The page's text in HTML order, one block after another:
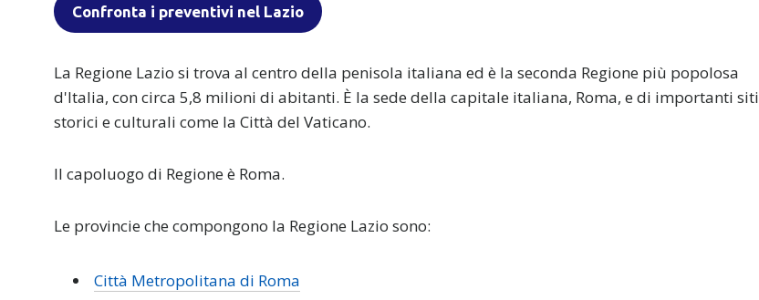
Confronta i preventivi nel Lazio
La Regione Lazio si trova al centro della penisola italiana ed è la seconda Regione più popolosa
d'Italia, con circa 5,8 milioni di abitanti. È la sede della capitale italiana, Roma, e di importanti siti
storici e culturali come la Città del Vaticano.
Il capoluogo di Regione è Roma.
Le provincie che compongono la Regione Lazio sono:
Città Metropolitana di Roma